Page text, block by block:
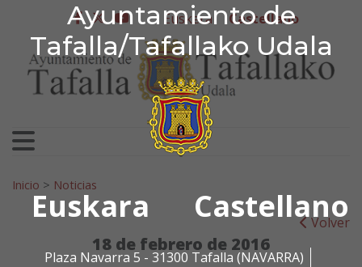
Ayuntamiento de
Tafalla/Tafallako Udala
Euskara Castellano
Plaza Navarra 5 - 31300 Tafalla (NAVARRA)
Ir al contenido
Ayuntamiento de
facebook
twitter
youtube
Euskera Castellano
Search for:
Inicio > Noticias
Volver
18 de febrero de 2016